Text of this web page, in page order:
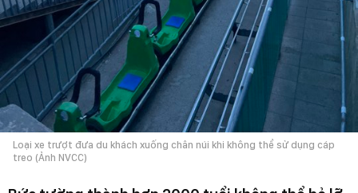
Loại xe trượt đưa du khách xuống chân núi khi không thể sử dụng cáp
treo (Ảnh NVCC)